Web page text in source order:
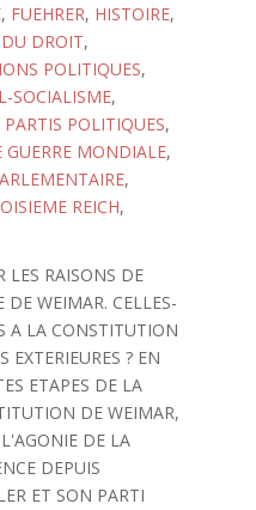
, FUEHRER, HISTOIRE,
DROIT,
POLITIQUES,
SOCIALISME,
PARTIS POLITIQUES,
GUERRE MONDIALE,
,
REICH,
LES RAISONS DE
DE WEIMAR. CELLES-
A LA CONSTITUTION
? EN
ETAPES DE LA
DE WEIMAR,
DE LA
DEPUIS
ET SON PARTI